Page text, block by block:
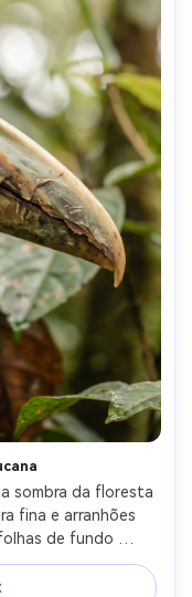
sombra da floresta
fina e arranhões
de fundo
em Canon R5 com
mas natural, foco